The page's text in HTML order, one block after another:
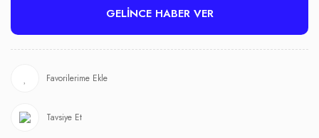
GELİNCE HABER VER
Tavsiye Et